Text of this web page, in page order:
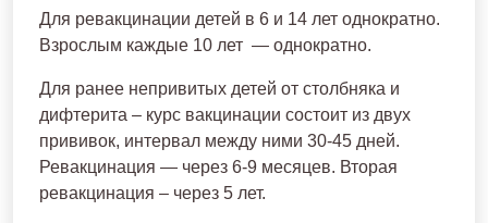
Для ревакцинации детей в 6 и 14 лет однократно.
Взрослым каждые 10 лет — однократно.
Для ранее непривитых детей от столбняка и
дифтерита – курс вакцинации состоит из двух
прививок, интервал между ними 30-45 дней.
Ревакцинация — через 6-9 месяцев. Вторая
ревакцинация – через 5 лет.